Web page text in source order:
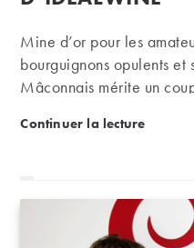
Mine d’or pour les
bourguignons opulents
Mâconnais mérite un
Continuer la lecture